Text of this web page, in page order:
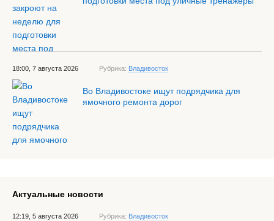
18:00, 7 августа 2026 Рубрика: Владивосток
Во Владивостоке ищут подрядчика для
ямочного ремонта дорог
Актуальные новости
12:19, 5 августа 2026 Рубрика: Владивосток